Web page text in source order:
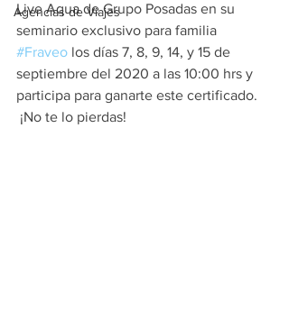
Agencias de Viajes
Live Aqua de Grupo Posadas en su
seminario exclusivo para familia
#Fraveo los días 7, 8, 9, 14, y 15 de
septiembre del 2020 a las 10:00 hrs y
participa para ganarte este certificado.
¡No te lo pierdas!